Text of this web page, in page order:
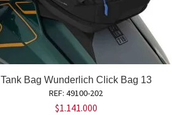
Tank Bag Wunderlich Click Bag 13
REF: 49100-202
$1.141.000